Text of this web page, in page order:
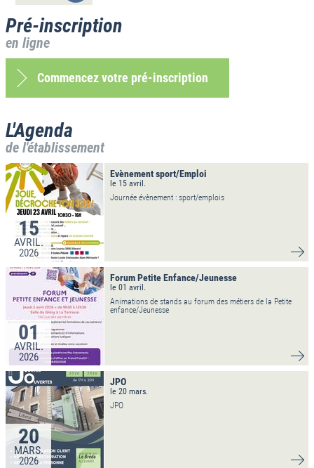
Pré-inscription
en ligne
Commencez votre pré-inscription
L'Agenda
de l'établissement
15
AVRIL.
2026
Evènement sport/Emploi
le 15 avril.
Journée évènement : sport/emplois
01
AVRIL.
2026
Forum Petite Enfance/Jeunesse
le 01 avril.
Animations de stands au forum des métiers de la Petite
enfance/Jeunesse
20
MARS.
2026
JPO
le 20 mars.
JPO